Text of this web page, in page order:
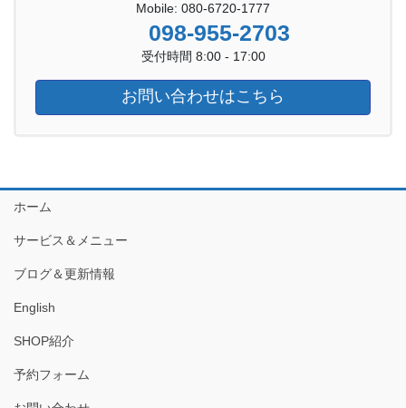
Mobile: 080-6720-1777
098-955-2703
受付時間 8:00 - 17:00
お問い合わせはこちら
ホーム
サービス＆メニュー
ブログ＆更新情報
English
SHOP紹介
予約フォーム